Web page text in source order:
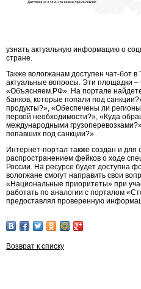
узнать актуальную информацию о
стране.
Также вологжанам доступен чат-бот
актуальные вопросы. Эти площадки –
«Объясняем.РФ». На портале
банков, которые попали под
продукты?», «Обеспечены ли
первой необходимости?», «Куда
международными
попавших под санкции?».
Интернет-портал также создан и
распространением фейков о ходе
России. На ресурсе будет доступна
вологжане смогут направить свои
«Национальные приоритеты» при
работать по аналогии с порталом
предоставлял проверенную
Возврат к списку